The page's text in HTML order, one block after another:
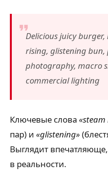
Delicious juicy
rising, glistening bun,
photography, macro
commercial lighting
Ключевые слова
пар) и «glistening»
Выглядит
в реальности.